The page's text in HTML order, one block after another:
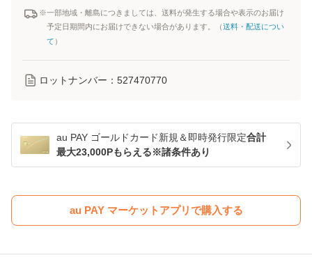
※一部地域・離島につきましては、送料が発生する場合や表示のお届け
予定日期間内にお届けできない場合があります。（送料・配送につい
て ）
ロットナンバー： 527470770
au PAY ゴールドカード新規＆即時発行限定合計
最大23,000Pもらえる※諸条件あり
au PAY マーケットアプリで購入する